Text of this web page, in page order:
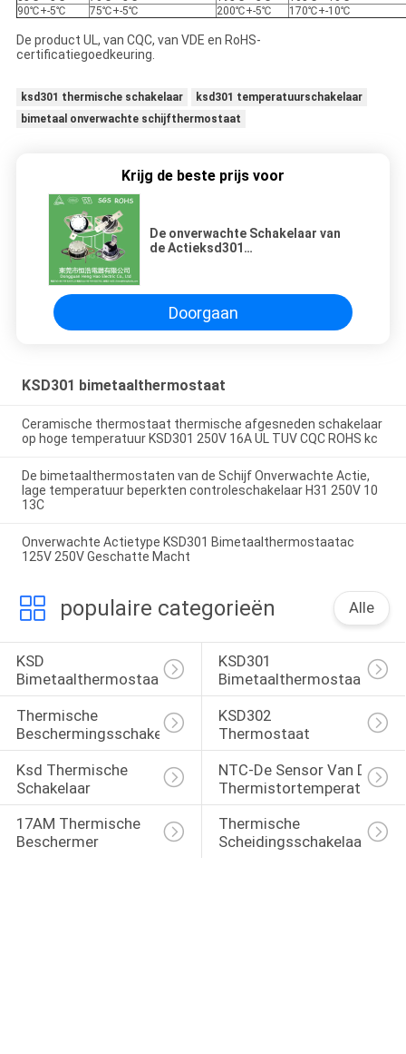
90℃+-5℃
75℃+-5℃ 200℃+-5℃ 170℃+-10℃
De product UL, van CQC, van VDE en RoHS-
certificatiegoedkeuring.
ksd301 thermische schakelaar
ksd301 temperatuurschakelaar
bimetaal onverwachte schijfthermostaat
Krijg de beste prijs voor
De onverwachte Schakelaar van
de Actieksd301
Doorgaan
KSD301 bimetaalthermostaat
Ceramische thermostaat thermische afgesneden schakelaar
op hoge temperatuur KSD301 250V 16A UL TUV CQC ROHS kc
De bimetaalthermostaten van de Schijf Onverwachte Actie,
lage temperatuur beperkten controleschakelaar H31 250V 10
13C
Onverwachte Actietype KSD301 Bimetaalthermostaatac
125V 250V Geschatte Macht
populaire categorieën Alle
KSD
Bimetaalthermostaat
KSD301
Bimetaalthermostaat
Thermische
Beschermingsschakelaar
KSD302
Thermostaat
Ksd Thermische
Schakelaar
NTC-De Sensor Van De
Thermistortemperatuur
17AM Thermische
Beschermer
Thermische
Scheidingsschakelaar